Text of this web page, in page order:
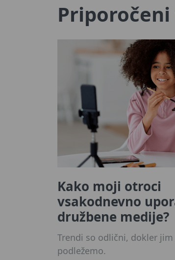
Kako moji otroci
vsakodnevno
družbene medije?
Trendi so odlični, dokler jim
podležemo.